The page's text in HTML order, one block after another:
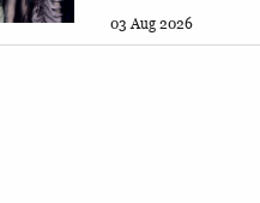
03 Aug 2026